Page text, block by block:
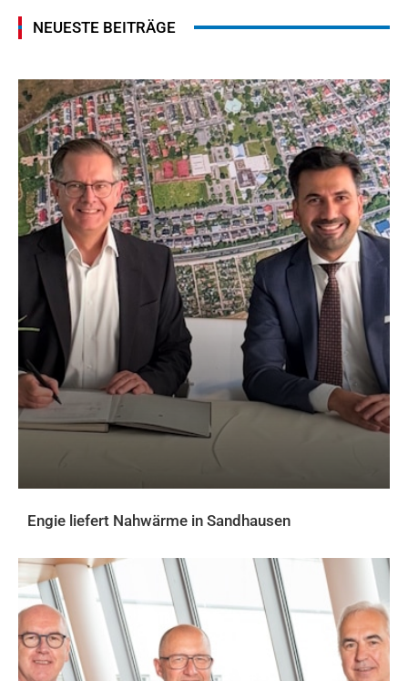
NEUESTE BEITRÄGE
Engie liefert Nahwärme in Sandhausen